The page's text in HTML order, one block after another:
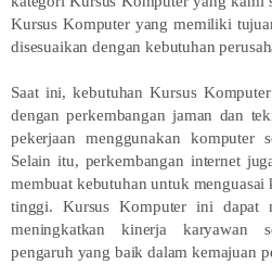
Kursus Komputer yang memiliki
disesuaikan dengan kebutuhan
Saat ini, kebutuhan Kursus
dengan perkembangan jaman dan
pekerjaan menggunakan komputer
Selain itu, perkembangan internet
membuat kebutuhan untuk
tinggi. Kursus Komputer ini dapat
meningkatkan kinerja karyawan
pengaruh yang baik dalam kemajuan